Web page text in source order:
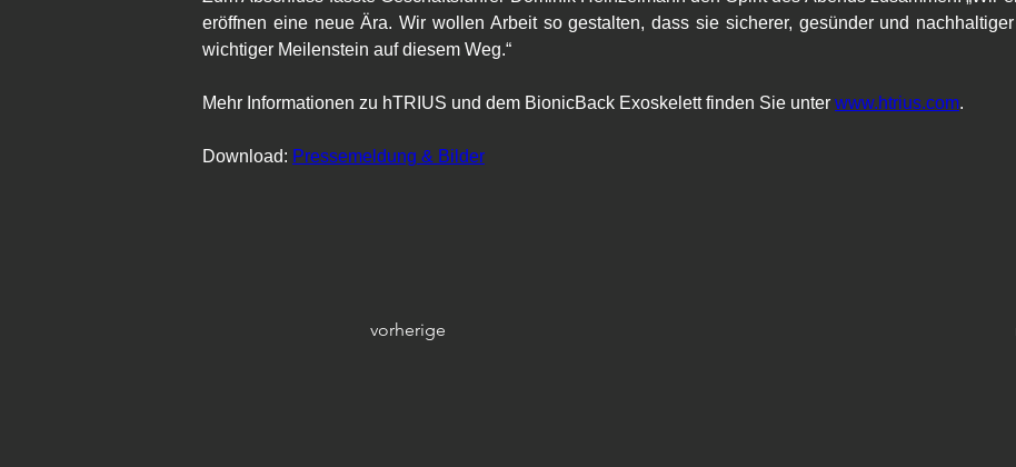
eröffnen eine neue Ära. Wir wollen Arbeit so gestalten, dass sie sicherer, gesünder und
wichtiger Meilenstein auf diesem Weg.“
Mehr Informationen zu hTRIUS und dem BionicBack Exoskelett finden Sie unter www.htrius.com.
Download: Pressemeldung & Bilder
vorherige